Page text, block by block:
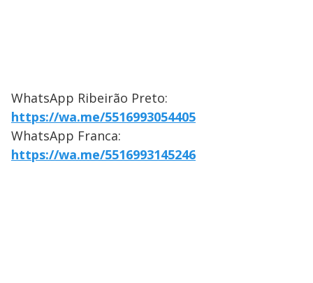
WhatsApp Ribeirão Preto:
https://wa.me/5516993054405
WhatsApp Franca:
https://wa.me/5516993145246